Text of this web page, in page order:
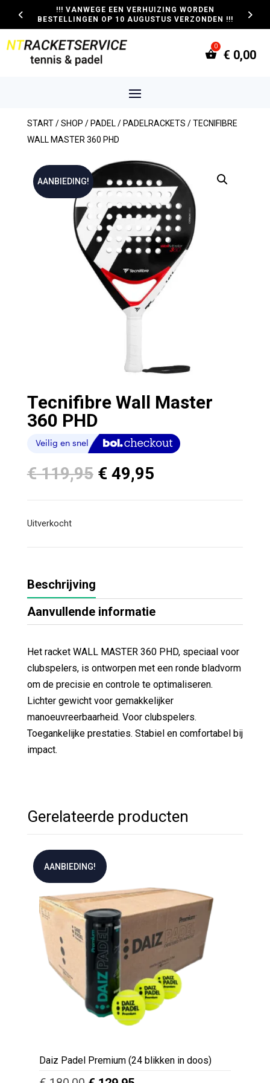
!!! VANWEGE EEN VERHUIZING WORDEN
BESTELLINGEN OP 10 AUGUSTUS VERZONDEN !!!
€ 0,00
START/SHOP / PADEL / PADELRACKETS / TECNIFIBRE
WALL MASTER 360 PHD
AANBIEDING!
Tecnifibre Wall Master
360 PHD
€119,95 Oorspronkelijke
was:
€49,95Huidige
is:
Uitverkocht
Beschrijving
Aanvullende informatie
Het racket WALL MASTER 360 PHD, speciaal voor
clubspelers, is ontworpen met een ronde bladvorm
om de precisie en controle te optimaliseren.
Lichter gewicht voor gemakkelijker
manoeuvreerbaarheid. Voor clubspelers.
Toegankelijke prestaties. Stabiel en comfortabel bij
impact.
Gerelateerde producten
AANBIEDING!
Daiz Padel Premium (24 blikken in doos)